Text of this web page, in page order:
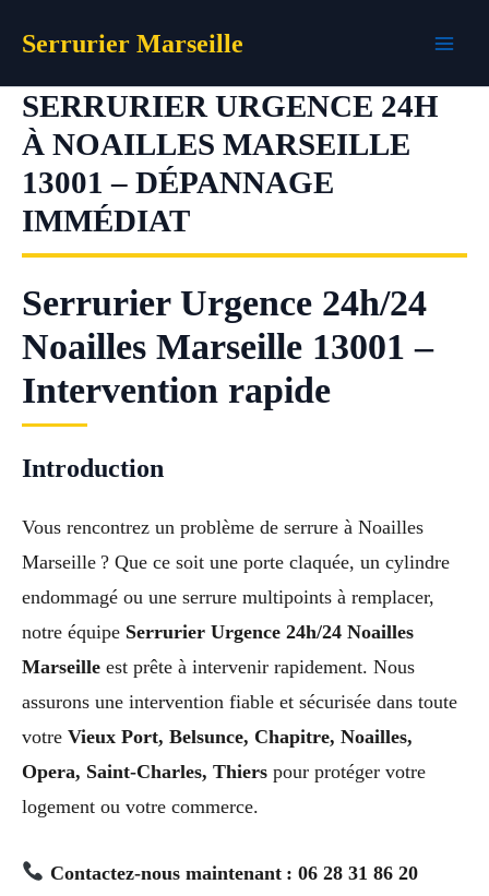
Serrurier Marseille
SERRURIER URGENCE 24H
À NOAILLES MARSEILLE
13001 – DÉPANNAGE
IMMÉDIAT
Serrurier Urgence 24h/24
Noailles Marseille 13001 –
Intervention rapide
Introduction
Vous rencontrez un problème de serrure à Noailles
Marseille ? Que ce soit une porte claquée, un cylindre
endommagé ou une serrure multipoints à remplacer,
notre équipe Serrurier Urgence 24h/24 Noailles
Marseille est prête à intervenir rapidement. Nous
assurons une intervention fiable et sécurisée dans toute
votre Vieux Port, Belsunce, Chapitre, Noailles,
Opera, Saint-Charles, Thiers pour protéger votre
logement ou votre commerce.
Contactez-nous maintenant : 06 28 31 86 20